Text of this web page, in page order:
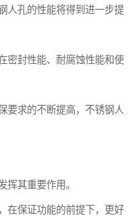
人孔的性能将得到进一步提
密封性能、耐腐蚀性能和使
要求的不断提高，不锈钢人
挥其重要作用。
在保证功能的前提下，更好